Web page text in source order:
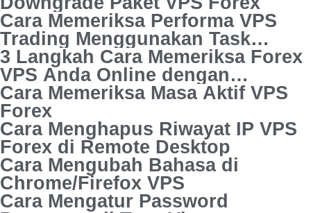
Cara Memeriksa Performa VPS
Trading Menggunakan Task
Manager
3 Langkah Cara Memeriksa Forex
VPS Anda Online dengan
Perintah Ping
Cara Memeriksa Masa Aktif VPS
Forex
Cara Menghapus Riwayat IP VPS
Forex di Remote Desktop
Cara Mengubah Bahasa di
Chrome/Firefox VPS
Cara Mengatur Password